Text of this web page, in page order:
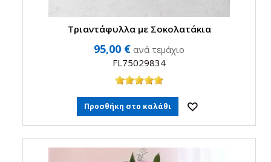
Τριαντάφυλλα με Σοκολατάκια
95,00 € ανά τεμάχιο
FL75029834
Προσθήκη στο καλάθι